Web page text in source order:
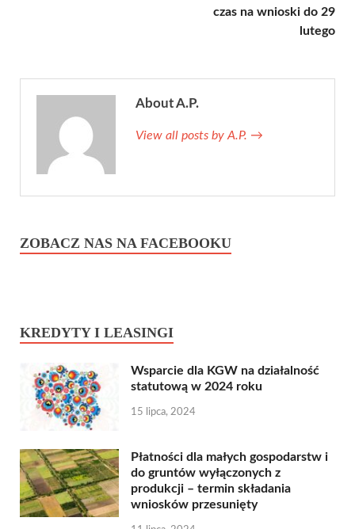
czas na wnioski do 29
lutego
About A.P.
View all posts by A.P. →
ZOBACZ NAS NA FACEBOOKU
KREDYTY I LEASINGI
Wsparcie dla KGW na działalność
statutową w 2024 roku
15 lipca, 2024
Płatności dla małych gospodarstw i
do gruntów wyłączonych z
produkcji – termin składania
wniosków przesunięty